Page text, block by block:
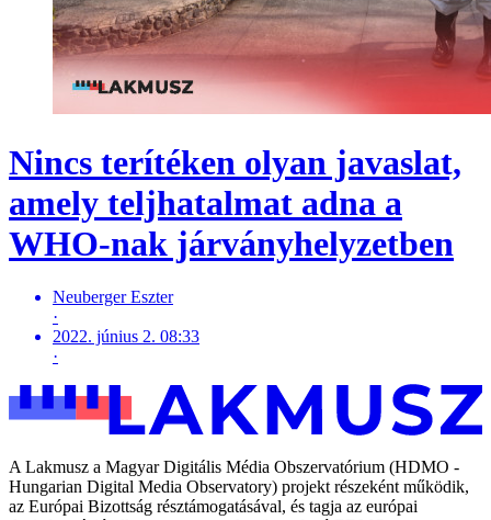
Nincs terítéken olyan javaslat,
amely teljhatalmat adna a
WHO-nak járványhelyzetben
Neuberger Eszter
·
2022. június 2. 08:33
·
A Lakmusz a Magyar Digitális Média Obszervatórium (HDMO -
Hungarian Digital Media Observatory) projekt részeként működik,
az Európai Bizottság résztámogatásával, és tagja az európai